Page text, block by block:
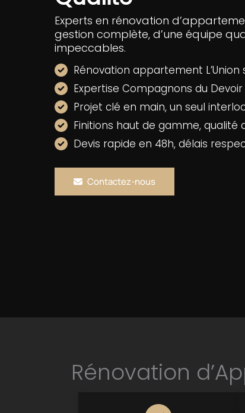
Experts en rénovation
gestion complète, d’une équipe
impeccables.
Rénovation appartement L’Union
Expertise Compagnons du
Projet clé en main, un seul
Finitions haut de gamme, qualité
Devis rapide en 48h, délais
Contactez-nous
Rénovation